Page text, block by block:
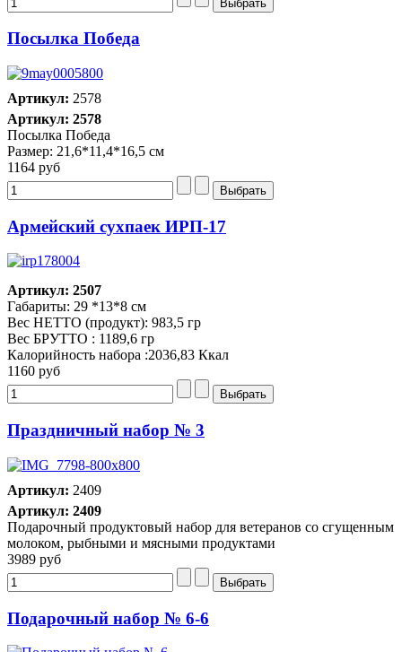
Посылка Победа
Артикул: 2578
Артикул: 2578
Посылка Победа
Размер: 21,6*11,4*16,5 см
1164 руб
Армейский сухпаек ИРП-17
Артикул: 2507
Габариты: 29 *13*8 см
Вес НЕТТО (продукт): 983,5 гр
Вес БРУТТО : 1189,6 гр
Калорийность набора :2036,83 Ккал
1160 руб
Праздничный набор № 3
Артикул: 2409
Артикул: 2409
Подарочный продуктовый набор для ветеранов со сгущенным
молоком, рыбными и мясными продуктами
3989 руб
Подарочный набор № 6-6